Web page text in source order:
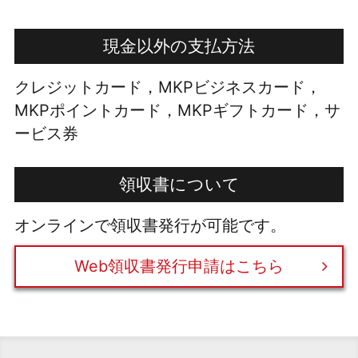
現金以外の支払方法
クレジットカード，MKPビジネスカード，
MKPポイントカード，MKPギフトカード，サ
ービス券
領収書について
オンラインで領収書発行が可能です。
Web領収書発行申請はこちら